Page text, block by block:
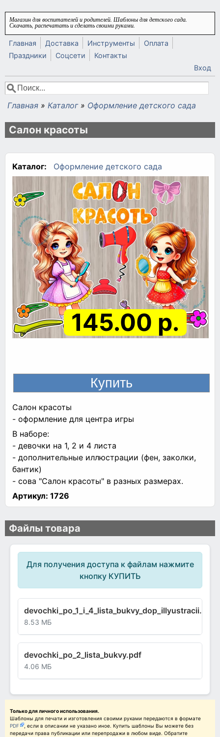
Перейти к основному содержанию
Магазин для воспитателей и родителей. Шаблоны для детского сада.
Скачать, распечатать и сделать своими руками.
Главная Доставка Инструменты
Оплата
Праздники
Соцсети
Контакты
Вход
Форма поиска
Поиск
Вы здесь
Главная » Каталог » Оформление детского сада
Салон красоты
Каталог: Оформление детского сада
145.00 р.
Салон красоты
- оформление для центра игры
В наборе:
- девочки на 1, 2 и 4 листа
- дополнительные иллюстрации (фен, заколки,
бантик)
- сова "Салон красоты" в разных размерах.
Артикул: 1726
Файлы товара
Для получения доступа к файлам нажмите
кнопку КУПИТЬ
devochki_po_1_i_4_lista_bukvy_dop_illyustracii.pdf
8.53 МБ
devochki_po_2_lista_bukvy.pdf
4.06 МБ
Только для личного использования.
Шаблоны для печати и изготовления своими руками передаются в формате
PDF
, если в описании не указано иное. Купить шаблоны Вы можете без
передачи права публикации или перепродажи в любом виде. Обратите